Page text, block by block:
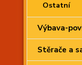
Ostatní
Výbava-
Stěrače a